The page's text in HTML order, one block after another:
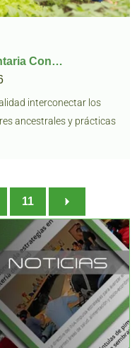
Con…
interconectar los
ancestrales y prácticas
11